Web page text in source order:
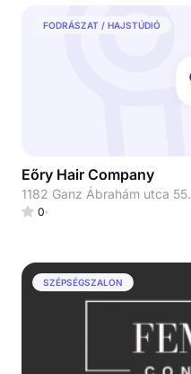
FODRÁSZAT / HAJSTÚDIÓ
Eőry Hair Company
1182 Ganz Ábrahám utca 55.
0
SZÉPSÉGSZALON